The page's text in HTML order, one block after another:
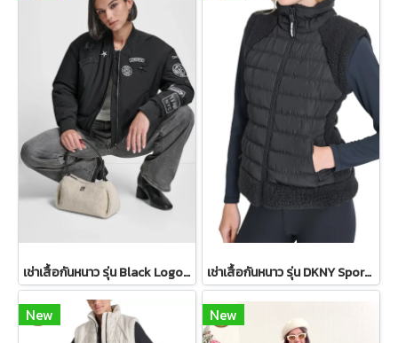
เช่าเสื้อกันหนาว รุ่น Black Logo Patch Bomber Jacket WINTERCLOTHFA0298 เช่าเสื้อกันหนาว รุ่น DKNY Sport Sherpa-Trim Puffer Vest WINTERCLOTHFA0297
New New